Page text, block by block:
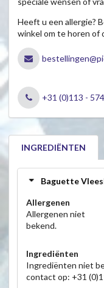
Heeft u een allergie?
winkel om te horen of
+31 (0)113 -
INGREDIËNTEN
Baguette
Allergenen
Allergenen niet
bekend.
Ingrediënten
Ingrediënten niet
contact op: +31